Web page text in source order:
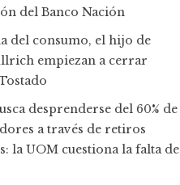
del Banco Nación
del consumo, el hijo de
empiezan a cerrar
desprenderse del 60% de
a través de retiros
la UOM cuestiona la falta de